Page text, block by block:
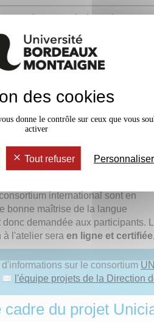
de participation
doivent remplir les
:
18 et 26 ans
en France, en Pologne,
tchèque, au Sénégal, au
particulières
international sont en
bonne maîtrise de la langue
donc demandée aux participants.
à l'atelier sera en ligne et
sur le consortium
l'équipe projets de la Direction
cadre du projet
des cookies
donne le contrôle sur ceux que vous
activer
Tout refuser Personnaliser